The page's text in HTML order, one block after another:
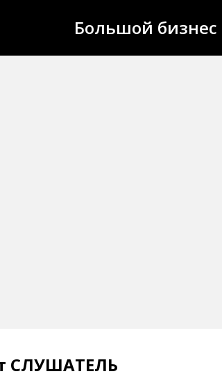
Большой бизнес
СЛУШАТЕЛЬ